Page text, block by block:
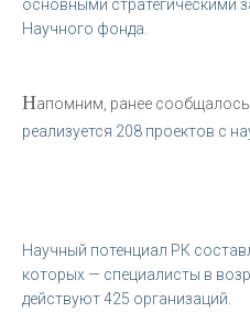
основными стратегическими
Научного фонда.
Напомним, ранее
реализуется 208 проектов с
Научный потенциал РК
которых — специалисты в
действуют 425 организаций.